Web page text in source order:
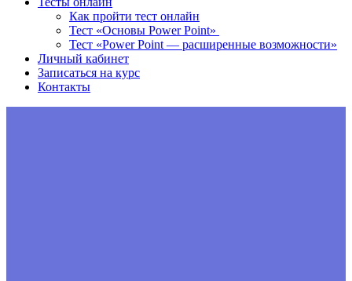
Как пройти тест онлайн
Тест «Основы Power Point»
Тест «Power Point — расширенные возможности»
Личный кабинет
Записаться на курс
Контакты